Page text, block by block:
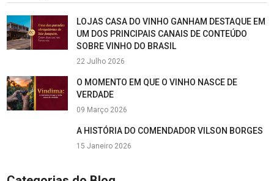
LOJAS CASA DO VINHO GANHAM DESTAQUE EM
UM DOS PRINCIPAIS CANAIS DE CONTEÚDO
SOBRE VINHO DO BRASIL
22 Julho 2026
O MOMENTO EM QUE O VINHO NASCE DE
VERDADE
09 Março 2026
A HISTÓRIA DO COMENDADOR VILSON BORGES
15 Janeiro 2026